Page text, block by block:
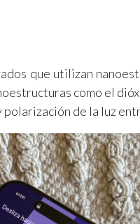
que utilizan
como el
de la luz